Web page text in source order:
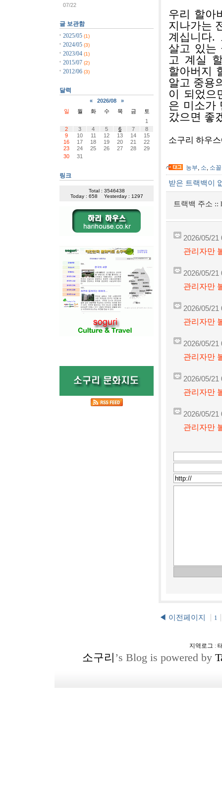
우리 할아
지나가는
계십니다.
살고 있는
고 계실
할아버지
알고 중용
이 되었으
은 미소가
갔으면 좋
소구리 하우
농부, 소, 소꼴
받은 트랙백이
트랙백 주소 ::
2026/05/21
관리자만
2026/05/21
관리자만
2026/05/21
관리자만
2026/05/21
관리자만
2026/05/21
관리자만
2026/05/21
관리자만
◀ 이전페이지 1
07/22
글 보관함
2025/05 (1)
2024/05 (3)
2023/04 (1)
2015/07 (2)
2012/06 (3)
달력
« 2026/08
»
일
월 화 수 목 금
토
1
2
3 4 5 6 7
8
9
10 11 12 13 14
15
16
17 18 19 20 21
22
23
24 25 26 27 28
29
30
31
링크
Total : 3546438
Today : 658
Yesterday : 1297
지역로그 :
소구리 ’s Blog is powered by